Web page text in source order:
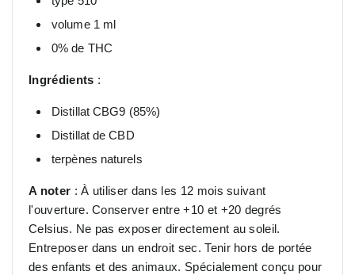
volume 1 ml
0% de THC
Ingrédients :
Distillat CBG9 (85%)
Distillat de CBD
terpènes naturels
A noter : À utiliser dans les 12 mois suivant
l'ouverture. Conserver entre +10 et +20 degrés
Celsius. Ne pas exposer directement au soleil.
Entreposer dans un endroit sec. Tenir hors de portée
des enfants et des animaux. Spécialement conçu pour